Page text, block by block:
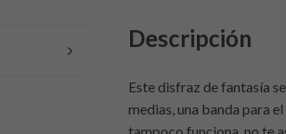
Descripción
Este disfraz de fantasía
medias, una banda para